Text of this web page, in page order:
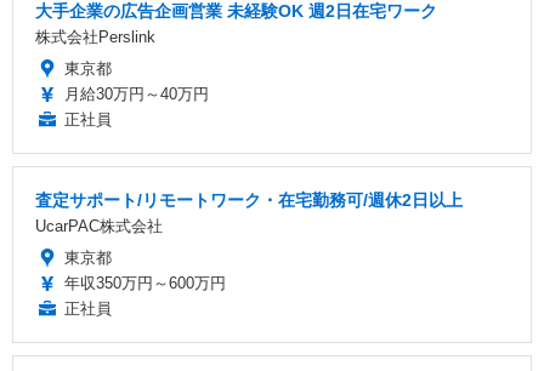
大手企業の広告企画営業 未経験OK 週2日在宅ワーク
株式会社Perslink
東京都
月給30万円～40万円
正社員
査定サポート/リモートワーク・在宅勤務可/週休2日以上
UcarPAC株式会社
東京都
年収350万円～600万円
正社員